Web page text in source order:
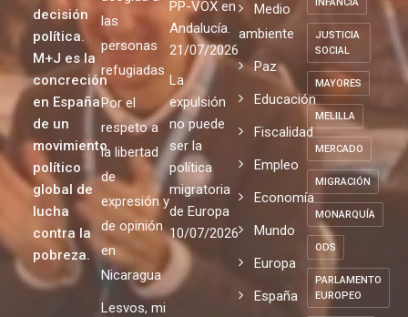
decisión
política.
M+J es la
concreción
en España
de un
movimiento
político
global de
lucha
contra la
pobreza.
las
personas
refugiadas
Por el
respeto a
la libertad
de
expresión y
de opinión
en
Nicaragua
Lesvos, mi
PP-VOX en
Andalucía.
21/07/2026
La
expulsión
no puede
ser la
política
migratoria
de Europa
10/07/2026
Medio
ambiente
Paz
Educación
Fiscalidad
Empleo
Economía
Mundo
Europa
España
JUSTICIA
SOCIAL
MAYORES
MELILLA
MERCADO
MIGRACIÓN
MONARQUÍA
ODS
PARLAMENTO
EUROPEO